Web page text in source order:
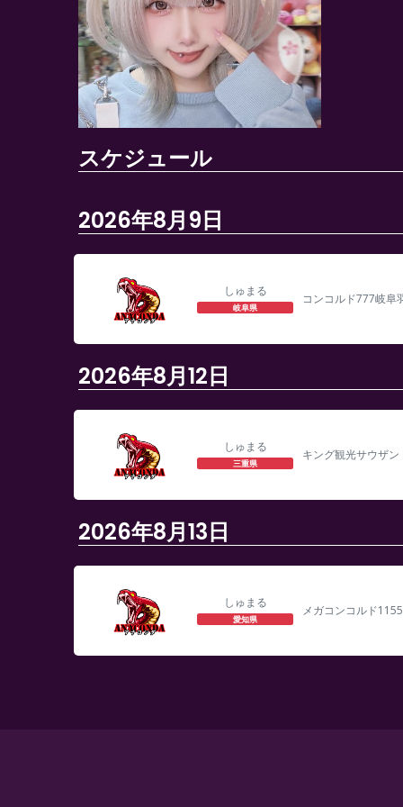
スケジュール
2026年8月9日
しゅまる
岐阜県
コンコルド777岐阜
2026年8月12日
しゅまる
三重県
キング観光サウザ
2026年8月13日
しゅまる
愛知県
メガコンコルド